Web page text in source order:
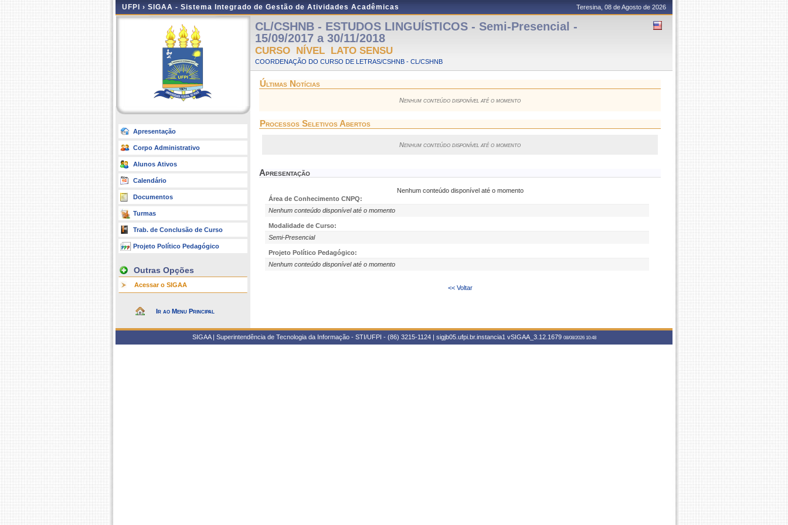
UFPI › SIGAA - Sistema Integrado de Gestão de Atividades Acadêmicas Teresina, 08 de Agosto de 2026
Apresentação
Corpo Administrativo
Alunos Ativos
Calendário
Documentos
Turmas
Trab. de Conclusão de Curso
Projeto Político Pedagógico
Outras Opções
Acessar o SIGAA
Ir ao Menu Principal
CL/CSHNB - ESTUDOS LINGUÍSTICOS - Semi-Presencial -
15/09/2017 a 30/11/2018
CURSO NÍVEL LATO SENSU
COORDENAÇÃO DO CURSO DE LETRAS/CSHNB - CL/CSHNB
Últimas Notícias
Nenhum conteúdo disponível até o momento
Processos Seletivos Abertos
Nenhum conteúdo disponível até o momento
Apresentação
Nenhum conteúdo disponível até o momento
Área de Conhecimento CNPQ:
Nenhum conteúdo disponível até o momento
Modalidade de Curso:
Semi-Presencial
Projeto Político Pedagógico:
Nenhum conteúdo disponível até o momento
<< Voltar
SIGAA | Superintendência de Tecnologia da Informação - STI/UFPI - (86) 3215-1124 | sigjb05.ufpi.br.instancia1 vSIGAA_3.12.1679 08/08/2026 10:48